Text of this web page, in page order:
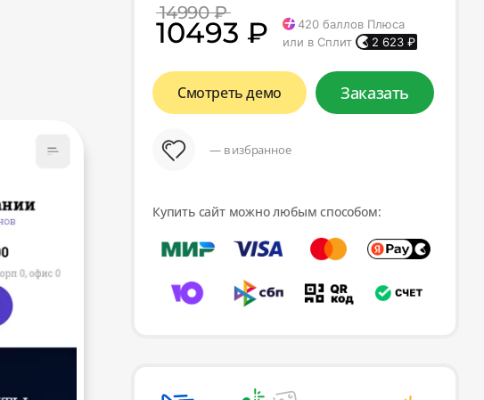
14990 ₽
10493 ₽ 420 баллов Плюса
или в Сплит
2 623 ₽
Смотреть демо Заказать
— в избранное
Купить сайт можно любым способом: